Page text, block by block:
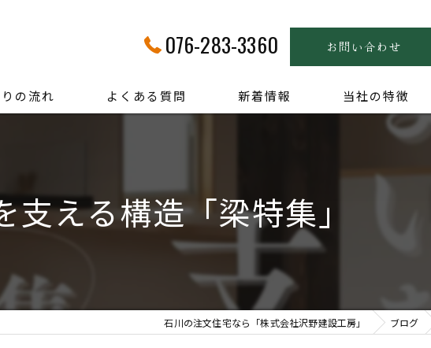
076-283-3360 お問い合わせ
の流れ よくある質問 新着情報 当社の特徴
支える構造「梁特集」
石川の注文住宅なら「株式会社沢野建設工房」 ブログ